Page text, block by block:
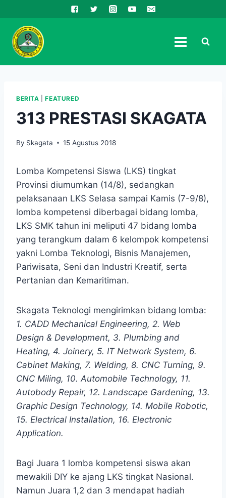
to
content
BERITA |FEATURED
313 PRESTASI SKAGATA
By Skagata 15 Agustus 2018
Lomba Kompetensi Siswa (LKS) tingkat
Provinsi diumumkan (14/8), sedangkan
pelaksanaan LKS Selasa sampai Kamis (7-9/8),
lomba kompetensi diberbagai bidang lomba,
LKS SMK tahun ini meliputi 47 bidang lomba
yang terangkum dalam 6 kelompok kompetensi
yakni Lomba Teknologi, Bisnis Manajemen,
Pariwisata, Seni dan Industri Kreatif, serta
Pertanian dan Kemaritiman.
Skagata Teknologi mengirimkan bidang lomba:
1. CADD Mechanical Engineering, 2. Web
Design & Development, 3. Plumbing and
Heating, 4. Joinery, 5. IT Network System, 6.
Cabinet Making, 7. Welding, 8. CNC Turning, 9.
CNC Miling, 10. Automobile Technology, 11.
Autobody Repair, 12. Landscape Gardening, 13.
Graphic Design Technology, 14. Mobile Robotic,
15. Electrical Installation, 16. Electronic
Application.
Bagi Juara 1 lomba kompetensi siswa akan
mewakili DIY ke ajang LKS tingkat Nasional.
Namun Juara 1,2 dan 3 mendapat hadiah